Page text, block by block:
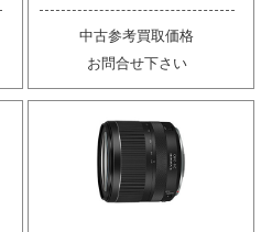
中古参考買取価格
お問合せ下さい